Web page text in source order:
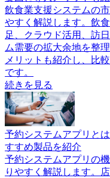
飲食業支援システムの
やすく解説します。飲
足、クラウド活用、訪
ム需要の拡大余地を整
メリットも紹介し、比
です。
続きを見る
予約システムアプリと
すすめ製品を紹介
予約システムアプリの
りやすく解説します。